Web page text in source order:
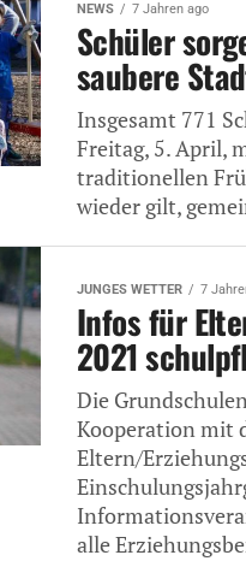
NEWS 7 Jahren ago
Schüler
saubere
Insgesamt 771
Freitag, 5. April,
traditionellen
wieder gilt,
JUNGES WETTER 7
Infos für
2021
Die
Kooperation mit
Eltern/
alle